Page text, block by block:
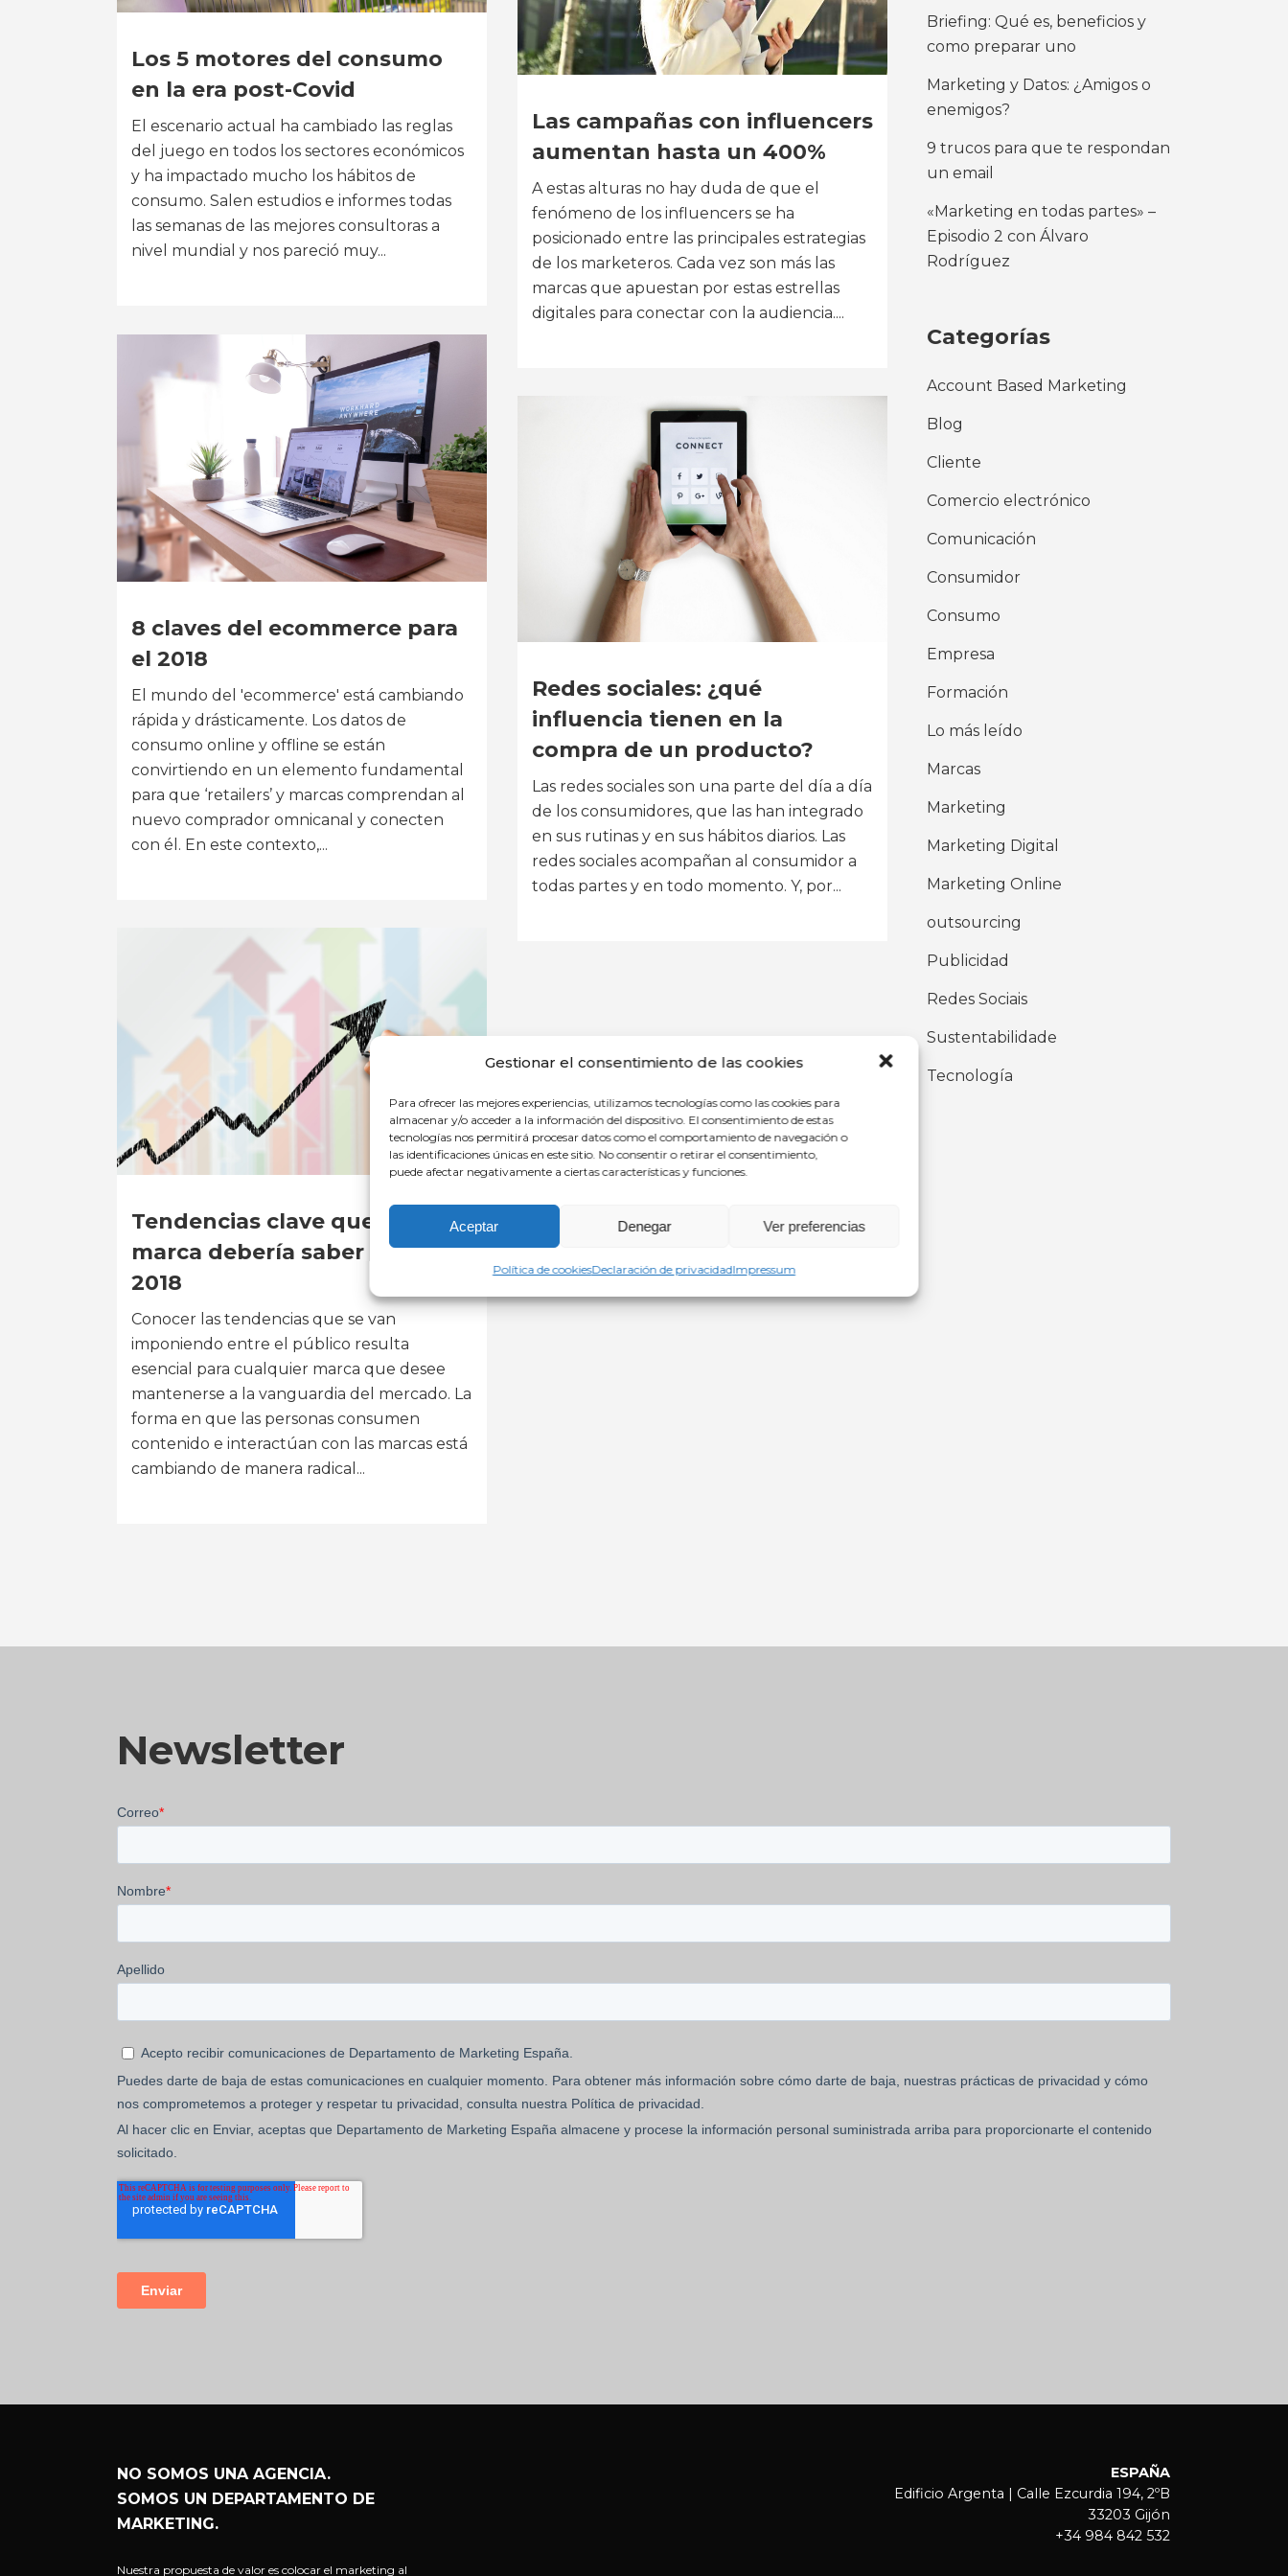
Gestionar el consentimiento de las cookies
Para ofrecer las mejores experiencias, utilizamos tecnologías como las cookies para
almacenar y/o acceder a la información del dispositivo. El consentimiento de estas
tecnologías nos permitirá procesar datos como el comportamiento de navegación o
las identificaciones únicas en este sitio. No consentir o retirar el consentimiento,
puede afectar negativamente a ciertas características y funciones.
Aceptar Denegar Ver preferencias
Política de cookiesDeclaración de privacidadImpressum
Los 5 motores del consumo
en la era post-Covid
El escenario actual ha cambiado las reglas
del juego en todos los sectores económicos
y ha impactado mucho los hábitos de
consumo. Salen estudios e informes todas
las semanas de las mejores consultoras a
nivel mundial y nos pareció muy...
Las campañas con influencers
aumentan hasta un 400%
A estas alturas no hay duda de que el
fenómeno de los influencers se ha
posicionado entre las principales estrategias
de los marketeros. Cada vez son más las
marcas que apuestan por estas estrellas
digitales para conectar con la audiencia....
8 claves del ecommerce para
el 2018
El mundo del 'ecommerce' está cambiando
rápida y drásticamente. Los datos de
consumo online y offline se están
convirtiendo en un elemento fundamental
para que ‘retailers’ y marcas comprendan al
nuevo comprador omnicanal y conecten
con él. En este contexto,...
Redes sociales: ¿qué
influencia tienen en la
compra de un producto?
Las redes sociales son una parte del día a día
de los consumidores, que las han integrado
en sus rutinas y en sus hábitos diarios. Las
redes sociales acompañan al consumidor a
todas partes y en todo momento. Y, por...
Tendencias clave que toda
marca debería saber este
2018
Conocer las tendencias que se van
imponiendo entre el público resulta
esencial para cualquier marca que desee
mantenerse a la vanguardia del mercado. La
forma en que las personas consumen
contenido e interactúan con las marcas está
cambiando de manera radical...
Briefing: Qué es, beneficios y
como preparar uno
Marketing y Datos: ¿Amigos o
enemigos?
9 trucos para que te respondan
un email
«Marketing en todas partes» –
Episodio 2 con Álvaro
Rodríguez
Categorías
Account Based Marketing
Blog
Cliente
Comercio electrónico
Comunicación
Consumidor
Consumo
Empresa
Formación
Lo más leído
Marcas
Marketing
Marketing Digital
Marketing Online
outsourcing
Publicidad
Redes Sociais
Sustentabilidade
Tecnología
Newsletter
NO SOMOS UNA AGENCIA.
SOMOS UN DEPARTAMENTO DE
MARKETING.
Nuestra propuesta de valor es colocar el marketing al
ESPAÑA
Edificio Argenta | Calle Ezcurdia 194, 2ºB
33203 Gijón
+34 984 842 532